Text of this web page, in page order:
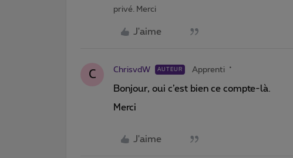
privé. Merci
J'aime
C ChrisvdW AUTEUR Apprenti
Bonjour, oui c’est bien ce compte-là.
Merci
J'aime